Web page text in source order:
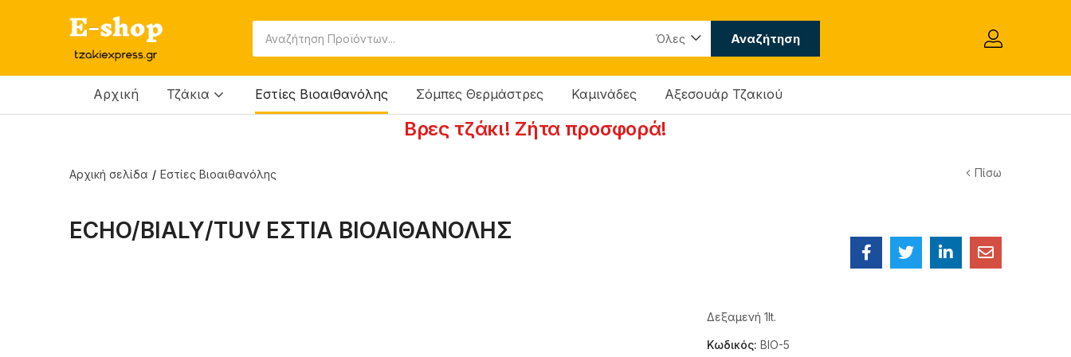
Όλες Αναζήτηση
Αρχική Τζάκια Εστίες Βιοαιθανόλης Σόμπες Θερμάστρες Καμινάδες Αξεσουάρ Τζακιού
Βρες τζάκι! Ζήτα προσφορά!
Αρχική σελίδα Εστίες Βιοαιθανόλης Πίσω
ECHO/BIALY/TUV ΕΣΤΙΑ ΒΙΟΑΙΘΑΝΟΛΗΣ
Δεξαμενή 1lt.
Κωδικός: BIO-5